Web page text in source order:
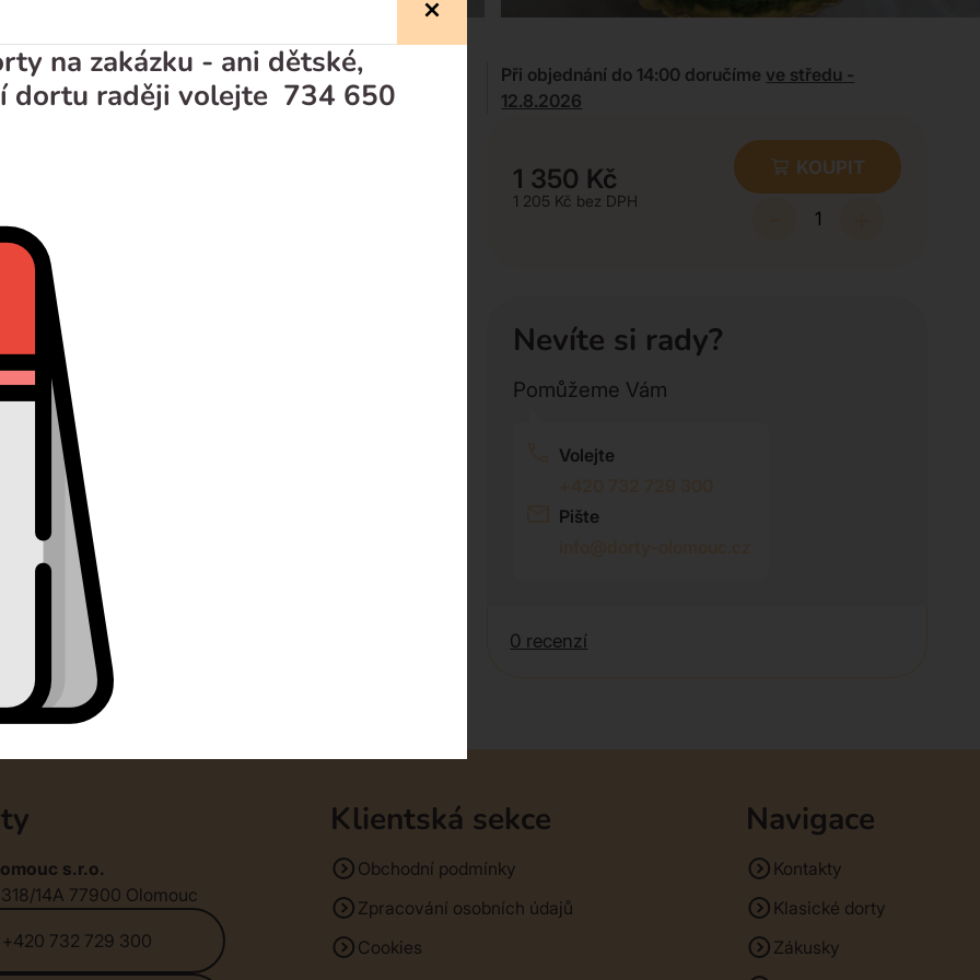
Náplň tvoří vanilkový piškot, šlehačka se
domácím mléčným marcipánem.Dort je možné
číslice není problém. Velikostně dort stačí pro cca 10
Při objednání do 14:00 doručíme ve středu -
12.8.2026
1 350 Kč
1 205 Kč
KOUPIT
Nevíte si rady?
Pomůžeme Vám
Volejte
Pište
0 recenzí
s.r.o.
14A 77900 Olomouc
+420 732 729 300
Klientská sekce
Obchodní podmínky
Zpracování osobních údajů
Cookies
Navigace
Kontakty
Klasické dorty
Zákusky
na zakázku - ani dětské,
dortu raději volejte 734 650